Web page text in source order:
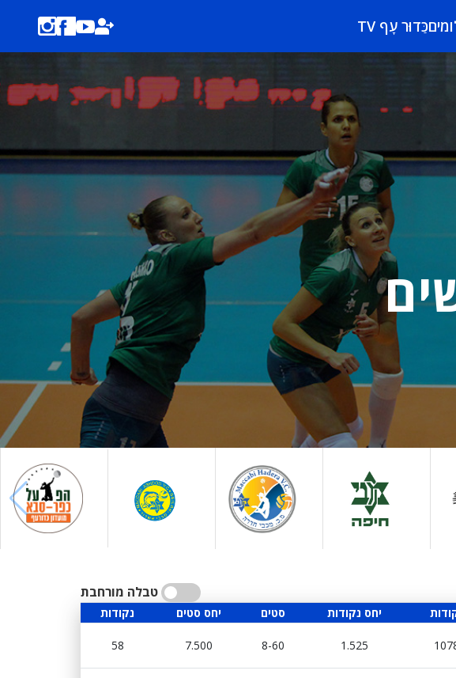
כַּדוּר עָף TV
טבלה מורחבת
נקודות יחס סטים סטים יחס נקודות
58 7.500 8-60 1.525